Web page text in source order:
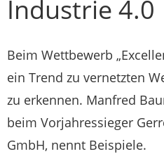
Industrie 4.0
Beim Wettbewerb
ein Trend zu vernetzten
zu erkennen. Manfred
beim Vorjahressieger
GmbH, nennt Beispiele.